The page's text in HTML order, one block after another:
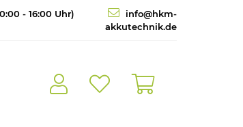
- 16:00 Uhr)
info@hkm-
akkutechnik.de